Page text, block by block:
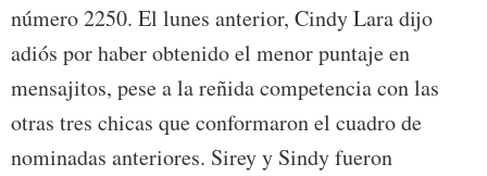
número 2250. El lunes anterior, Cindy Lara dijo
adiós por haber obtenido el menor puntaje en
mensajitos, pese a la reñida competencia con las
otras tres chicas que conformaron el cuadro de
nominadas anteriores. Sirey y Sindy fueron